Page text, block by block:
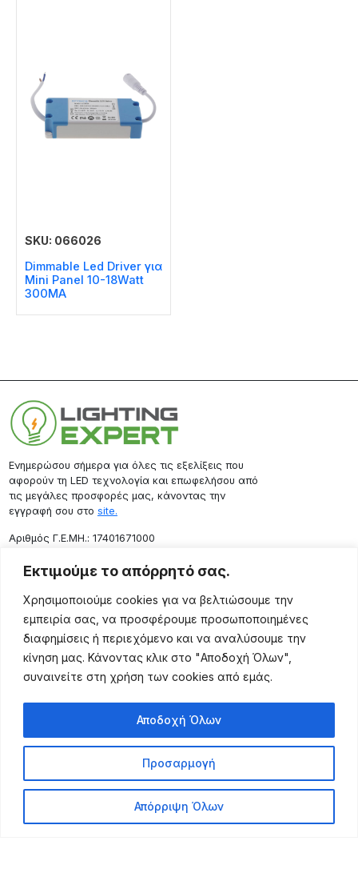
Εκτιμούμε το απόρρητό σας.
Χρησιμοποιούμε cookies για να βελτιώσουμε την
εμπειρία σας, να προσφέρουμε προσωποποιημένες
διαφημίσεις ή περιεχόμενο και να αναλύσουμε την
κίνηση μας. Κάνοντας κλικ στο "Αποδοχή Όλων",
συναινείτε στη χρήση των cookies από εμάς.
Προσαρμογή
Απόρριψη Όλων
Αποδοχή Όλων
SKU: 066026
Dimmable Led Driver για
Mini Panel 10-18Watt
300MA
Ενημερώσου σήμερα για όλες τις εξελίξεις που
αφορούν τη LED τεχνολογία και επωφελήσου από
τις μεγάλες προσφορές μας, κάνοντας την
εγγραφή σου στο site.
Aριθμός Γ.Ε.ΜΗ.: 17401671000
Επικοινωνία
Ρόδου 133, Αθήνα 10443
(+30) 211 725 5427
sales@lightingexpert.gr
Χρήσιμες Σελίδες
Προϊόντα
Τρόποι Αποστολής